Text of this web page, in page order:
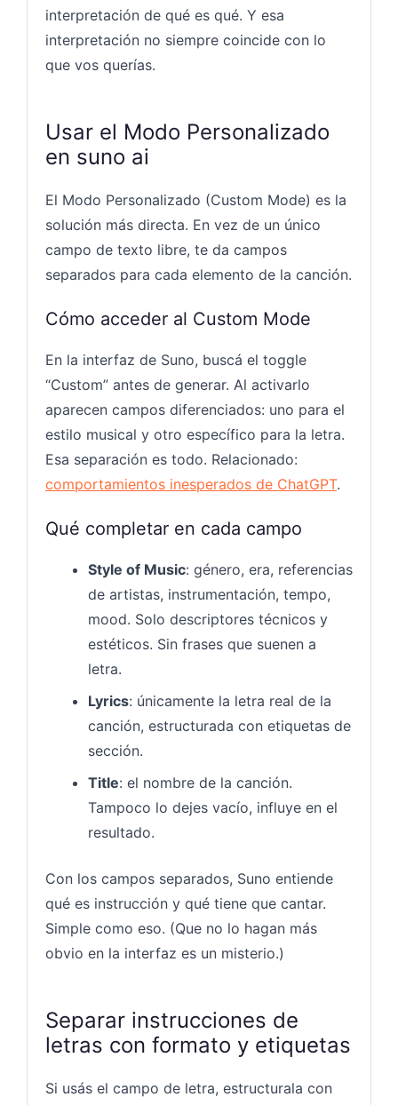
interpretación de qué es qué. Y esa
interpretación no siempre coincide con lo
que vos querías.
Usar el Modo Personalizado
en suno ai
El Modo Personalizado (Custom Mode) es la
solución más directa. En vez de un único
campo de texto libre, te da campos
separados para cada elemento de la canción.
Cómo acceder al Custom Mode
En la interfaz de Suno, buscá el toggle
“Custom” antes de generar. Al activarlo
aparecen campos diferenciados: uno para el
estilo musical y otro específico para la letra.
Esa separación es todo. Relacionado:
comportamientos inesperados de ChatGPT.
Qué completar en cada campo
Style of Music: género, era, referencias
de artistas, instrumentación, tempo,
mood. Solo descriptores técnicos y
estéticos. Sin frases que suenen a
letra.
Lyrics: únicamente la letra real de la
canción, estructurada con etiquetas de
sección.
Title: el nombre de la canción.
Tampoco lo dejes vacío, influye en el
resultado.
Con los campos separados, Suno entiende
qué es instrucción y qué tiene que cantar.
Simple como eso. (Que no lo hagan más
obvio en la interfaz es un misterio.)
Separar instrucciones de
letras con formato y etiquetas
Si usás el campo de letra, estructurala con